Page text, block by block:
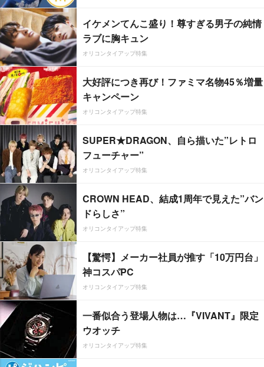
イケメンてんこ盛り！尊すぎる男子の純情
ラブに胸キュン
オリコンタイアップ特集
大好評につき再び！ファミマ名物45％増量
キャンペーン
オリコンタイアップ特集
SUPER★DRAGON、自ら描いた”レトロ
フューチャー”
オリコンタイアップ特集
CROWN HEAD、結成1周年で見えた”バン
ドらしさ”
オリコンタイアップ特集
【驚愕】メーカー社員が推す「10万円台」
神コスパPC
オリコンタイアップ特集
一番似合う登場人物は…『VIVANT』限定
ウオッチ
オリコンタイアップ特集